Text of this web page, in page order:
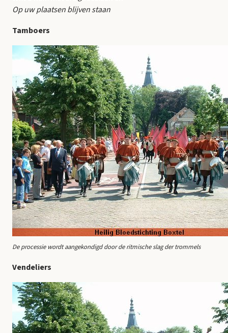
Op uw plaatsen blijven staan
Tamboers
De processie wordt aangekondigd door de ritmische slag der trommels
Vendeliers